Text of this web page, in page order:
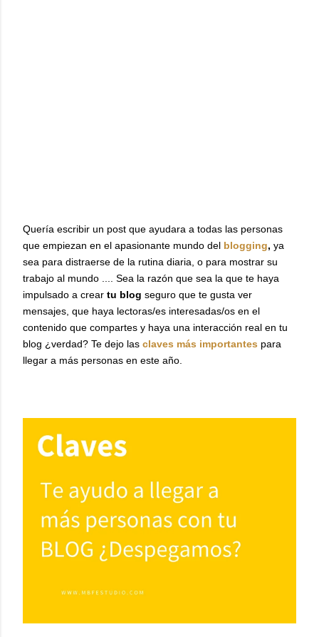
Quería escribir un post que ayudara a todas las personas
que empiezan en el apasionante mundo del blogging, ya
sea para distraerse de la rutina diaria, o para mostrar su
trabajo al mundo .... Sea la razón que sea la que te haya
impulsado a crear tu blog seguro que te gusta ver
mensajes, que haya lectoras/es interesadas/os en el
contenido que compartes y haya una interacción real en tu
blog ¿verdad? Te dejo las claves más importantes para
llegar a más personas en este año.